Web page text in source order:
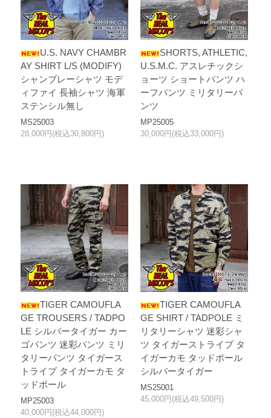
U.S. NAVY CHAMBR
AY SHIRT L/S (MODIFY)
シャンブレーシャツ モデ
ィファイ 長袖シャツ 海軍
ステンシル無し
MS25003
28,000円(税込30,800円)
SHORTS, ATHLETIC,
U.S.M.C. アスレチックシ
ョーツ ショートパンツ ハ
ーフパンツ ミリタリーパ
ンツ
MP25005
30,000円(税込33,000円)
TIGER CAMOUFLA
GE TROUSERS / TADPO
LE シルバータイガー カー
ゴパンツ 迷彩パンツ ミリ
タリーパンツ タイガース
トライプ タイガーカモ タ
ッドポール
MP25003
40,000円(税込44,000円)
TIGER CAMOUFLA
GE SHIRT / TADPOLE ミ
リタリーシャツ 迷彩シャ
ツ タイガーストライプ タ
イガーカモ タッドポール
シルバータイガー
MS25001
45,000円(税込49,500円)